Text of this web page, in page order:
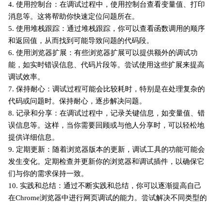
4. 使用控制台：在调试过程中，使用控制台查看变量值、打印
消息等。这将帮助你快速定位问题所在。
5. 使用堆栈跟踪：通过堆栈跟踪，你可以查看函数调用的顺序
和返回值，从而找到可能导致问题的代码段。
6. 使用浏览器扩展：有些浏览器扩展可以提供额外的调试功
能，如实时错误信息、代码片段等。尝试使用这些扩展来提高
调试效率。
7. 保持耐心：调试过程可能会比较耗时，特别是在处理复杂的
代码或问题时。保持耐心，逐步解决问题。
8. 记录和分享：在调试过程中，记录关键信息，如变量值、错
误信息等。这样，当你需要回顾或与他人分享时，可以轻松地
提供详细信息。
9. 定期更新：随着浏览器版本的更新，调试工具的功能可能会
发生变化。定期检查并更新你的浏览器和调试插件，以确保它
们与你的需求保持一致。
10. 实践和总结：通过不断实践和总结，你可以逐渐提高自己
在Chrome浏览器中进行网页调试的能力。尝试解决不同类型的